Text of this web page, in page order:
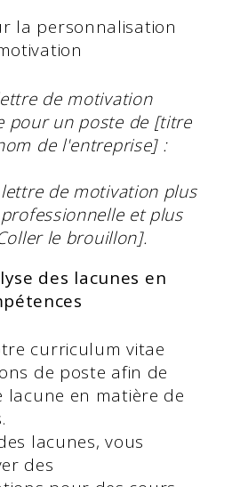
la personnalisation
de motivation
pour un poste de [titre
de l'entreprise] :
de motivation plus
et plus
le brouillon].
des lacunes en
curriculum vitae
de poste afin de
lacune en matière de
lacunes, vous
des